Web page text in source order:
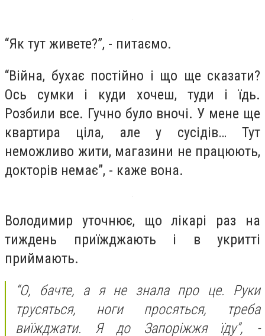
“Як тут живете?”, - питаємо.
“Війна, бухає постійно і що ще сказати?
Ось сумки і куди хочеш, туди і їдь.
Розбили все. Гучно було вночі. У мене ще
квартира ціла, але у сусідів… Тут
неможливо жити, магазини не працюють,
докторів немає”, - каже вона.
Володимир уточнює, що лікарі раз на
тиждень приїжджають і в укритті
приймають.
“О, бачте, а я не знала про це. Руки
трусяться, ноги просяться, треба
виїжджати. Я до Запоріжжя їду”, -